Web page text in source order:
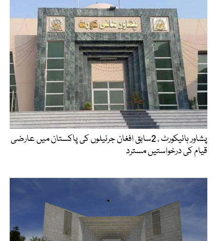
پشاور ہائیکورٹ ، 2سابق افغان جرنیلوں کی پاکستان میں عارضی
قیام کی درخواستیں مسترد